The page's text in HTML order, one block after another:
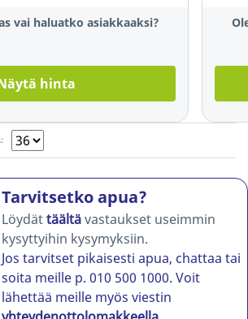
vai haluatko asiakkaaksi?
hinta
Tarvitsetko apua?
Löydättäältävastaukset useimmin
kysyttyihin kysymyksiin.
Jos tarvitset pikaisesti apua, chattaa tai
soita meille p. 010 500 1000. Voit
lähettää meille myös viestin